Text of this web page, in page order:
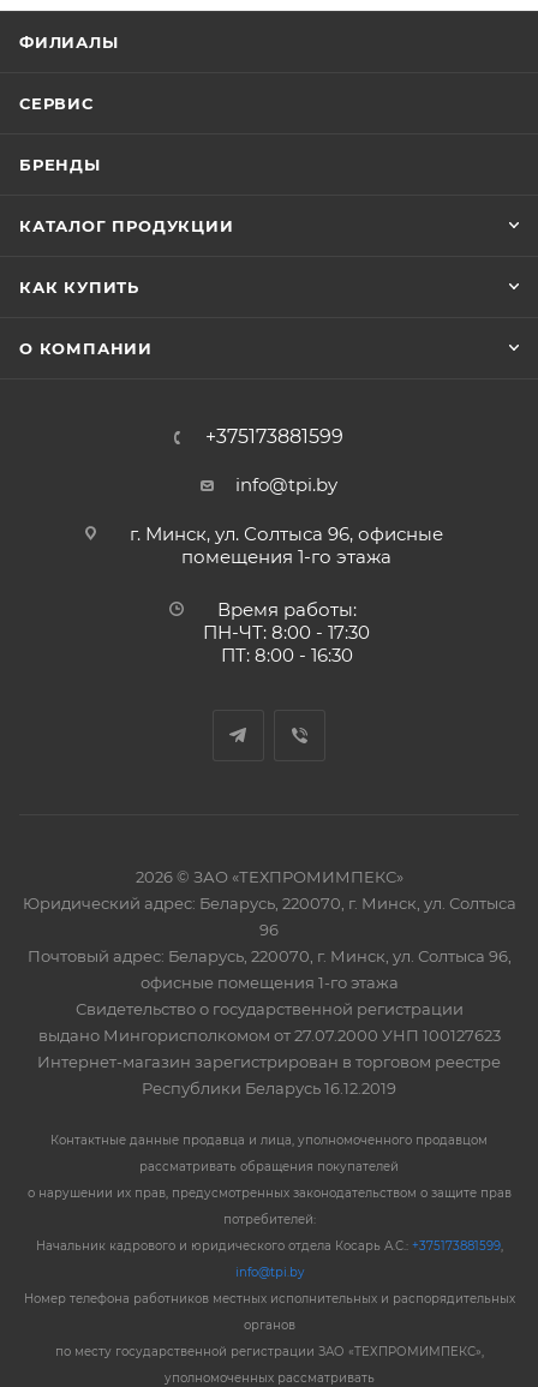
ФИЛИАЛЫ
СЕРВИС
БРЕНДЫ
КАТАЛОГ ПРОДУКЦИИ
КАК КУПИТЬ
О КОМПАНИИ
+375173881599
info@tpi.by
г. Минск, ул. Солтыса 96, офисные
помещения 1-го этажа
Время работы:
ПН-ЧТ: 8:00 - 17:30
ПТ: 8:00 - 16:30
2026 © ЗАО «ТЕХПРОМИМПЕКС»
Юридический адрес: Беларусь, 220070, г. Минск, ул. Солтыса
96
Почтовый адрес: Беларусь, 220070, г. Минск, ул. Солтыса 96,
офисные помещения 1-го этажа
Свидетельство о государственной регистрации
выдано Мингорисполкомом от 27.07.2000 УНП 100127623
Интернет-магазин зарегистрирован в торговом реестре
Республики Беларусь 16.12.2019
Контактные данные продавца и лица, уполномоченного продавцом
рассматривать обращения покупателей
о нарушении их прав, предусмотренных законодательством о защите прав
потребителей:
Начальник кадрового и юридического отдела Косарь А.С.: +375173881599,
info@tpi.by
Номер телефона работников местных исполнительных и распорядительных
органов
по месту государственной регистрации ЗАО «ТЕХПРОМИМПЕКС»,
уполномоченных рассматривать